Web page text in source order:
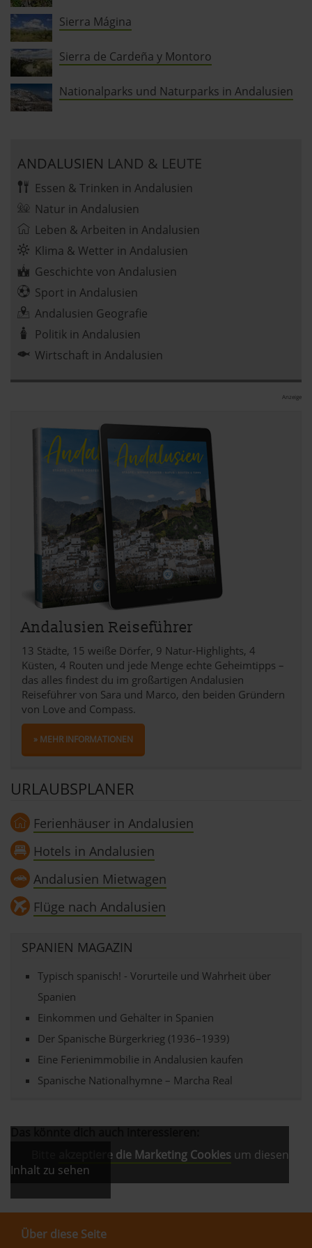
jederzeit abwählen. Weitere Hinweise zu den
verwendeten Verfahren und Begrifflichkeiten (z.B.
»Cookies«, »Marketing« und »Statistik«) erhältst du in
der Datenschutzerklärung.
Datenschutzerklärung|Impressum
Sierra Mágina
Sierra de Cardeña y Montoro
Nationalparks und Naturparks in Andalusien
ANDALUSIEN LAND & LEUTE
Essen & Trinken in Andalusien
Natur in Andalusien
Leben & Arbeiten in Andalusien
Klima & Wetter in Andalusien
Geschichte von Andalusien
Sport in Andalusien
Andalusien Geografie
Politik in Andalusien
Wirtschaft in Andalusien
Anzeige
Andalusien Reiseführer
13 Städte, 15 weiße Dörfer, 9 Natur-Highlights, 4
Küsten, 4 Routen und jede Menge echte Geheimtipps –
das alles findest du im großartigen Andalusien
Reiseführer von Sara und Marco, den beiden Gründern
von Love and Compass.
» MEHR INFORMATIONEN
URLAUBSPLANER
Ferienhäuser in Andalusien
Hotels in Andalusien
Andalusien Mietwagen
Flüge nach Andalusien
SPANIEN MAGAZIN
Typisch spanisch! - Vorurteile und Wahrheit über
Spanien
Einkommen und Gehälter in Spanien
Der Spanische Bürgerkrieg (1936–1939)
Eine Ferienimmobilie in Andalusien kaufen
Spanische Nationalhymne – Marcha Real
akzeptiere die Marketing Cookies um diesen
Inhalt zu sehen
Über diese Seite